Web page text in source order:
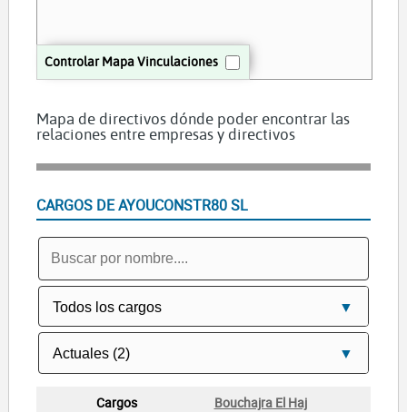
Controlar Mapa Vinculaciones
Mapa de directivos dónde poder encontrar las
relaciones entre empresas y directivos
CARGOS DE AYOUCONSTR80 SL
Bouchajra El Haj